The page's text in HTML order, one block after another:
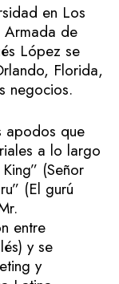
en Los
Armada de
López se
Florida,
negocios.
apodos que
a lo largo
(Señor
(El gurú
entre
y se
y